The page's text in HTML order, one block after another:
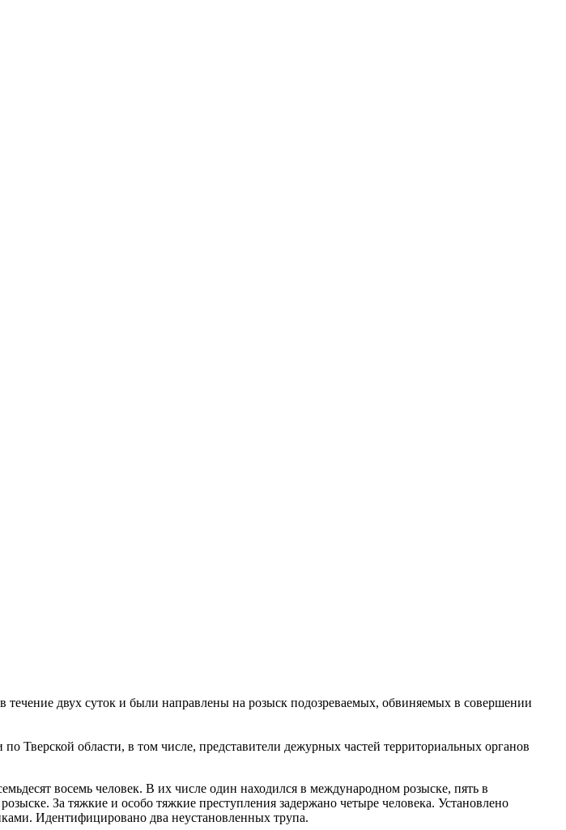
двух суток и были направлены на розыск подозреваемых, обвиняемых в совершении
области, в том числе, представители дежурных частей территориальных органов
восемь человек. В их числе один находился в международном розыске, пять в
За тяжкие и особо тяжкие преступления задержано четыре человека. Установлено
Идентифицировано два неустановленных трупа.